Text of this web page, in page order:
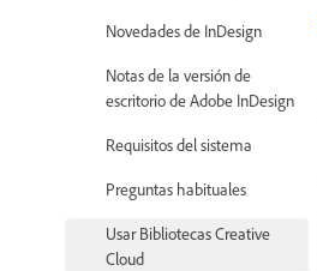
Novedades de InDesign
Notas de la versión de
escritorio de Adobe InDesign
Requisitos del sistema
Preguntas habituales
Usar Bibliotecas Creative
Cloud